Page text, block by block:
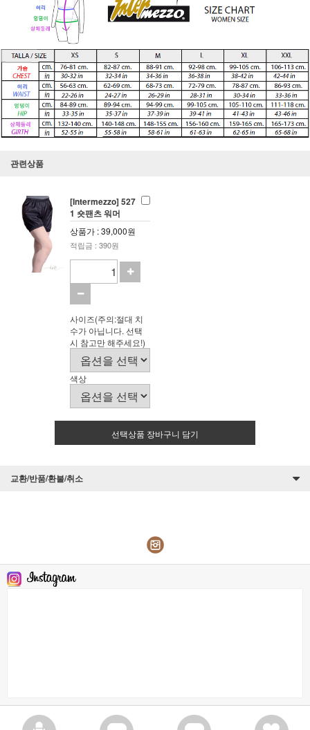
관련상품
[Intermezzo] 527
1 숏팬츠 워머
상품가 : 39,000원
적립금 : 390원
사이즈(주의:절대 치
수가 아닙니다. 선택
시 참고만 해주세요!)
색상
선택상품 장바구니 담기
교환/반품/환불/취소